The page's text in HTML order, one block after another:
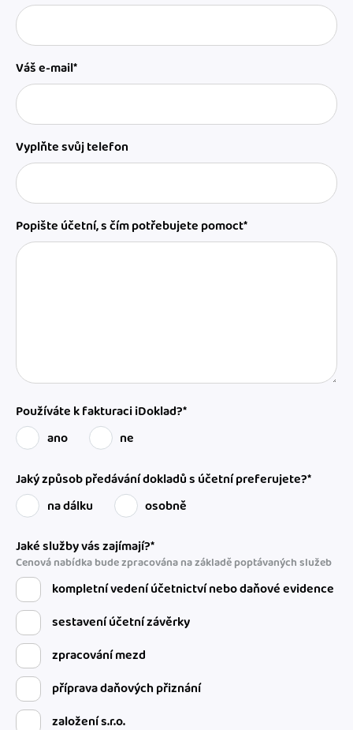
Váš e-mail*
Vyplňte svůj telefon
Popište účetní, s čím potřebujete pomoct*
Používáte k fakturaci iDoklad?*
ano
ne
Jaký způsob předávání dokladů s účetní preferujete?*
na dálku
osobně
Jaké služby vás zajímají?*
Cenová nabídka bude zpracována na základě poptávaných služeb
kompletní vedení účetnictví nebo daňové evidence
sestavení účetní závěrky
zpracování mezd
příprava daňových přiznání
založení s.r.o.